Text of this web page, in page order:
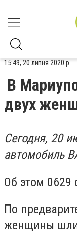
15:49, 20 липня 2020 р.
В
двух
Сегодня, 20
автомобиль
Об этом
По
женщины шли